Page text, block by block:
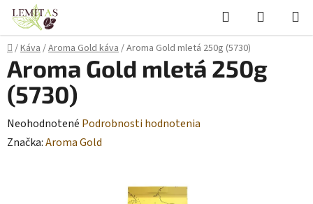
Prejsť
obsah
Hľadať
KOŠÍK
Domov
/Káva/Aroma Gold káva/Aroma Gold mletá 250g (5730)
Aroma Gold mletá 250g
(5730)
Priemerné
hodnotenie
Neohodnotené Podrobnosti hodnotenia
Značka:Aroma Gold